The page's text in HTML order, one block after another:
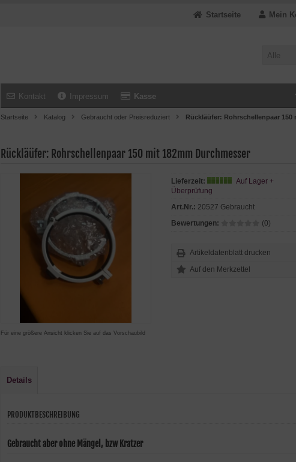
Mein
Startseite
Alle
Kontakt Impressum Kasse
Startseite Katalog Gebraucht oder Preisreduziert Rückläüfer: Rohrschellenpaar 150
Rückläüfer: Rohrschellenpaar 150 mit 182mm Durchmesser
Für eine größere Ansicht klicken Sie auf das Vorschaubild
Lieferzeit:
Auf Lager +
Überprüfung
Art.Nr.: 20527 Gebraucht
Bewertungen:
(0)
Artikeldatenblatt drucken
Details
PRODUKTBESCHREIBUNG
Gebraucht aber ohne Mängel, bzw Kratzer